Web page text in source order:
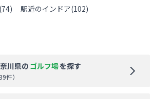
(74) 駅近のインドア(102)
川県の ゴルフ場を探す
件）